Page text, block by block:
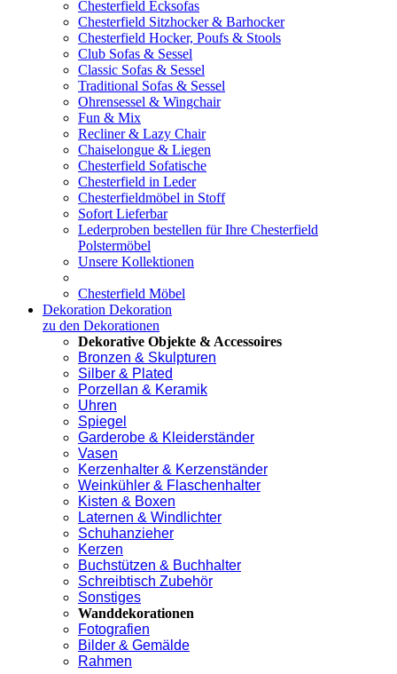
Chesterfield Ecksofas
Chesterfield Sitzhocker & Barhocker
Chesterfield Hocker, Poufs & Stools
Club Sofas & Sessel
Classic Sofas & Sessel
Traditional Sofas & Sessel
Ohrensessel & Wingchair
Fun & Mix
Recliner & Lazy Chair
Chaiselongue & Liegen
Chesterfield Sofatische
Chesterfield in Leder
Chesterfieldmöbel in Stoff
Sofort Lieferbar
Lederproben bestellen für Ihre Chesterfield
Polstermöbel
Unsere Kollektionen
Chesterfield Möbel
Dekoration Dekoration
zu den Dekorationen
Dekorative Objekte & Accessoires
Bronzen & Skulpturen
Silber & Plated
Porzellan & Keramik
Uhren
Spiegel
Garderobe & Kleiderständer
Vasen
Kerzenhalter & Kerzenständer
Weinkühler & Flaschenhalter
Kisten & Boxen
Laternen & Windlichter
Schuhanzieher
Kerzen
Buchstützen & Buchhalter
Schreibtisch Zubehör
Sonstiges
Wanddekorationen
Fotografien
Bilder & Gemälde
Rahmen